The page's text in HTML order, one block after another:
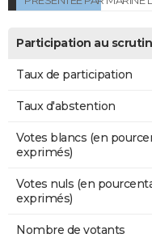
Participation au scrutin
Taux de participation
Taux d'abstention
Votes blancs (en
exprimés)
Votes nuls (en
exprimés)
Nombre de votants